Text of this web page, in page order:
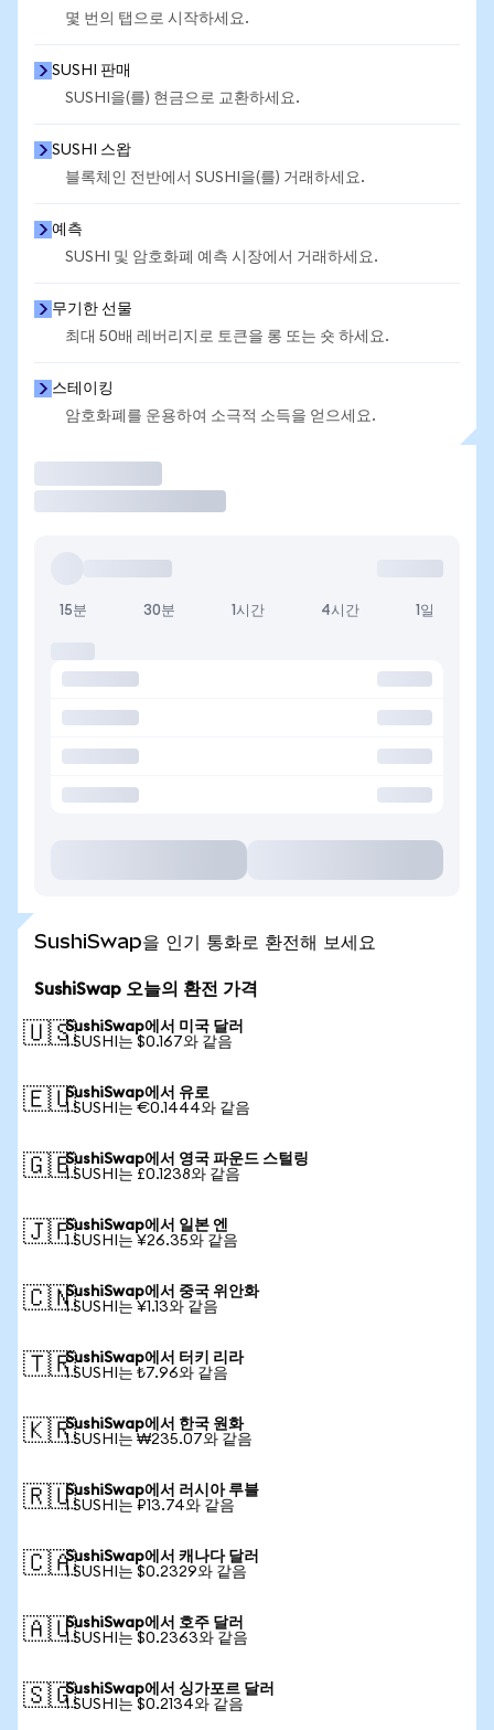
몇 번의 탭으로 시작하세요.
SUSHI 판매
SUSHI을(를) 현금으로 교환하세요.
SUSHI 스왑
블록체인 전반에서 SUSHI을(를) 거래하세요.
예측
SUSHI 및 암호화폐 예측 시장에서 거래하세요.
무기한 선물
최대 50배 레버리지로 토큰을 롱 또는 숏 하세요.
스테이킹
암호화폐를 운용하여 소극적 소득을 얻으세요.
15분 30분 1시간 4시간 1일
SushiSwap을 인기 통화로 환전해 보세요
SushiSwap 오늘의 환전 가격
🇺🇸SushiSwap에서 미국 달러
1 SUSHI는 $0.167와 같음
🇪🇺SushiSwap에서 유로
1 SUSHI는 €0.1444와 같음
🇬🇧SushiSwap에서 영국 파운드 스털링
1 SUSHI는 £0.1238와 같음
🇯🇵SushiSwap에서 일본 엔
1 SUSHI는 ¥26.35와 같음
🇨🇳SushiSwap에서 중국 위안화
1 SUSHI는 ¥1.13와 같음
🇹🇷SushiSwap에서 터키 리라
1 SUSHI는 ₺7.96와 같음
🇰🇷SushiSwap에서 한국 원화
1 SUSHI는 ₩235.07와 같음
🇷🇺SushiSwap에서 러시아 루블
1 SUSHI는 ₽13.74와 같음
🇨🇦SushiSwap에서 캐나다 달러
1 SUSHI는 $0.2329와 같음
🇦🇺SushiSwap에서 호주 달러
1 SUSHI는 $0.2363와 같음
🇸🇬SushiSwap에서 싱가포르 달러
1 SUSHI는 $0.2134와 같음